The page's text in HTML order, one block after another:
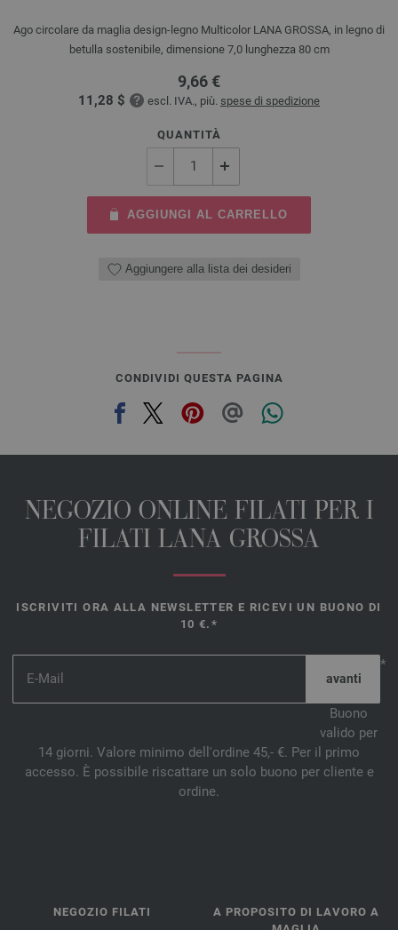
Ago circolare da maglia design-legno Multicolor LANA GROSSA, in legno di
betulla sostenibile, dimensione 7,0 lunghezza 80 cm
9,66 €
11,28 $ escl. IVA., più. spese di spedizione
QUANTITÀ
AGGIUNGI AL CARRELLO
Aggiungere alla lista dei desideri
CONDIVIDI QUESTA PAGINA
NEGOZIO ONLINE FILATI PER I
FILATI LANA GROSSA
ISCRIVITI ORA ALLA NEWSLETTER E RICEVI UN BUONO DI
10 €.*
*
Buono
valido per
14 giorni. Valore minimo dell'ordine 45,- €. Per il primo
accesso. È possibile riscattare un solo buono per cliente e
ordine.
NEGOZIO FILATI
A PROPOSITO DI LAVORO A